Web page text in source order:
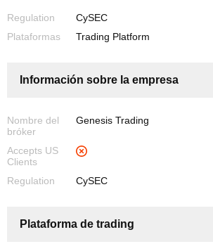
Regulation
CySEC
Plataformas
Trading Platform
Información sobre la empresa
Nombre del
bróker
Genesis Trading
Accepts US
Clients
Regulation
CySEC
Plataforma de trading